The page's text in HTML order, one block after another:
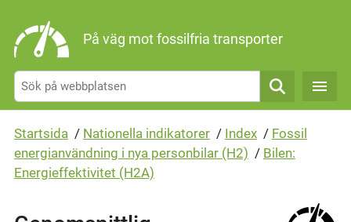
På väg mot fossilfria transporter
Sök
Startsida / Nationella indikatorer / Index / Fossil
energianvändning i nya personbilar (H2) / Bilen:
Energieffektivitet (H2A)